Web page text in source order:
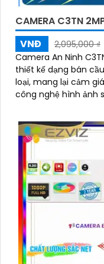
CAMERA C3TN
VNĐ
2,095,000 ₫
Camera An Ninh
thiết kế dạng bán
loại, mang lại cảm
công nghệ hình ảnh